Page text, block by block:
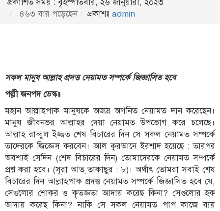
প্রকাশিত সময় : বৃহস্পতিবার, ২৬ জানুয়ারী, ২০২৩
৪৬৩ বার পড়েছেন
প্রকাশঃ admin
সকল মানুষ আল্লাহ প্রদত্ত নেয়ামত সম্পর্কে জিজ্ঞাসিত হবে
পল্লী জনপদ ডেস্ক॥
মহান আল্লাহপাক মানুষকে অজস্র অগনিত নেয়ামত দান করেছেন।
মানুষ জীবনভর আল্লাহর দেয়া নেয়ামত উপভোগ করে চলেছে।
আল্লাহ রাব্বুল ইজ্জত শেষ বিচারের দিন সে সকল নেয়ামত সম্পর্কে
তাদেরকে জিজ্ঞেস করবেন। আল কুরআনে ইরশাদ হয়েছে : তারপর
অবশ্যই সেদিন (শেষ বিচারের দিন) তোমাদেরকে নেয়ামত সম্পর্কে
প্রশ্ন করা হবে। (সূরা আত্ তাকাছুর : ৮)। অর্থাৎ তোমরা সবাই শেষ
বিচারের দিন আল্লাহপাক প্রদত্ত নেয়ামত সম্পর্কে জিজ্ঞাসিত হবে যে,
সেগুলোর শোকর ও কৃতজ্ঞতা আদায় করেছ কিনা? সেগুলোর হক
আদায় করেছ কিনা? নাকি সে সকল নেয়ামত পাপ কাজে ব্যয়